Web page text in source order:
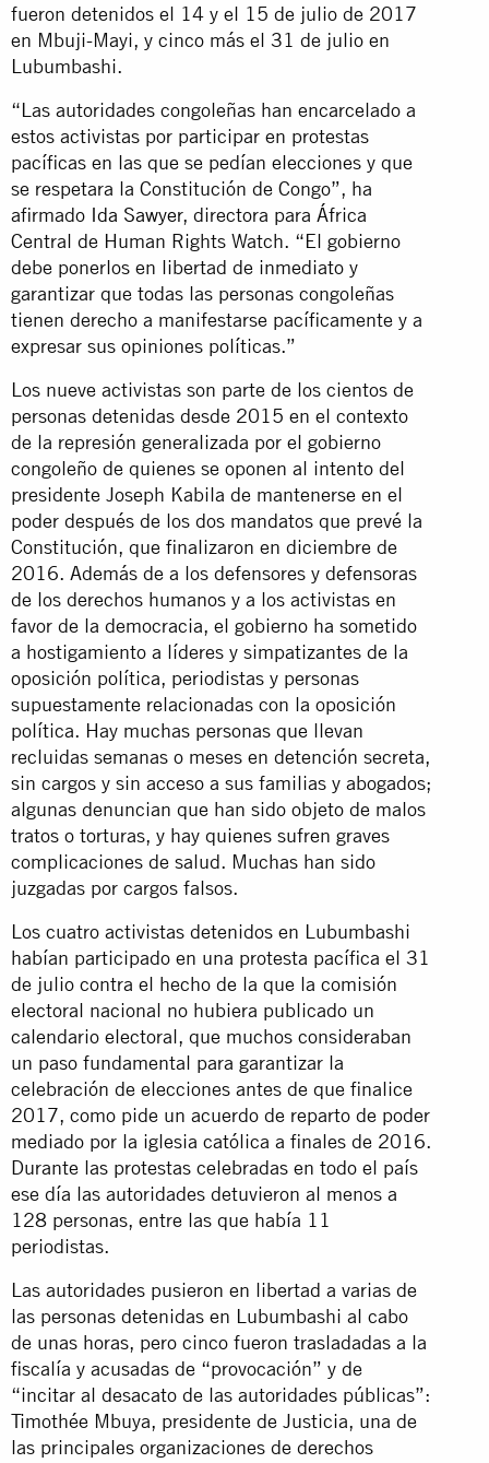
fueron detenidos el 14 y el 15 de julio de 2017
en Mbuji-Mayi, y cinco más el 31 de julio en
Lubumbashi.
“Las autoridades congoleñas han encarcelado a
estos activistas por participar en protestas
pacíficas en las que se pedían elecciones y que
se respetara la Constitución de Congo”, ha
afirmado Ida Sawyer, directora para África
Central de Human Rights Watch. “El gobierno
debe ponerlos en libertad de inmediato y
garantizar que todas las personas congoleñas
tienen derecho a manifestarse pacíficamente y a
expresar sus opiniones políticas.”
Los nueve activistas son parte de los cientos de
personas detenidas desde 2015 en el contexto
de la represión generalizada por el gobierno
congoleño de quienes se oponen al intento del
presidente Joseph Kabila de mantenerse en el
poder después de los dos mandatos que prevé la
Constitución, que finalizaron en diciembre de
2016. Además de a los defensores y defensoras
de los derechos humanos y a los activistas en
favor de la democracia, el gobierno ha sometido
a hostigamiento a líderes y simpatizantes de la
oposición política, periodistas y personas
supuestamente relacionadas con la oposición
política. Hay muchas personas que llevan
recluidas semanas o meses en detención secreta,
sin cargos y sin acceso a sus familias y abogados;
algunas denuncian que han sido objeto de malos
tratos o torturas, y hay quienes sufren graves
complicaciones de salud. Muchas han sido
juzgadas por cargos falsos.
Los cuatro activistas detenidos en Lubumbashi
habían participado en una protesta pacífica el 31
de julio contra el hecho de la que la comisión
electoral nacional no hubiera publicado un
calendario electoral, que muchos consideraban
un paso fundamental para garantizar la
celebración de elecciones antes de que finalice
2017, como pide un acuerdo de reparto de poder
mediado por la iglesia católica a finales de 2016.
Durante las protestas celebradas en todo el país
ese día las autoridades detuvieron al menos a
128 personas, entre las que había 11
periodistas.
Las autoridades pusieron en libertad a varias de
las personas detenidas en Lubumbashi al cabo
de unas horas, pero cinco fueron trasladadas a la
fiscalía y acusadas de “provocación” y de
“incitar al desacato de las autoridades públicas”:
Timothée Mbuya, presidente de Justicia, una de
las principales organizaciones de derechos